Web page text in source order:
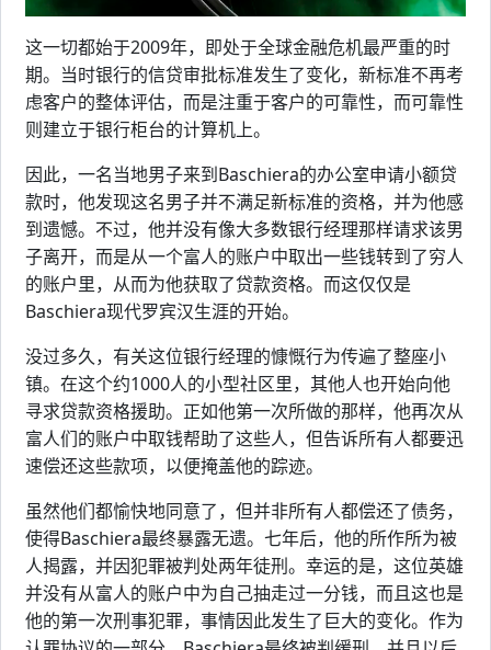
这一切都始于2009年，即处于全球金融危机最严重的时
期。当时银行的信贷审批标准发生了变化，新标准不再考
虑客户的整体评估，而是注重于客户的可靠性，而可靠性
则建立于银行柜台的计算机上。
因此，一名当地男子来到Baschiera的办公室申请小额贷
款时，他发现这名男子并不满足新标准的资格，并为他感
到遗憾。不过，他并没有像大多数银行经理那样请求该男
子离开，而是从一个富人的账户中取出一些钱转到了穷人
的账户里，从而为他获取了贷款资格。而这仅仅是
Baschiera现代罗宾汉生涯的开始。
没过多久，有关这位银行经理的慷慨行为传遍了整座小
镇。在这个约1000人的小型社区里，其他人也开始向他
寻求贷款资格援助。正如他第一次所做的那样，他再次从
富人们的账户中取钱帮助了这些人，但告诉所有人都要迅
速偿还这些款项，以便掩盖他的踪迹。
虽然他们都愉快地同意了，但并非所有人都偿还了债务，
使得Baschiera最终暴露无遗。七年后，他的所作所为被
人揭露，并因犯罪被判处两年徒刑。幸运的是，这位英雄
并没有从富人的账户中为自己抽走过一分钱，而且这也是
他的第一次刑事犯罪，事情因此发生了巨大的变化。作为